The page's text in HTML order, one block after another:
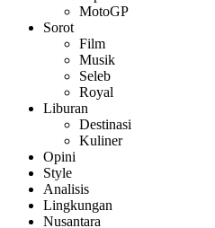
MotoGP
Sorot
Film
Musik
Seleb
Royal
Liburan
Destinasi
Kuliner
Opini
Style
Analisis
Lingkungan
Nusantara